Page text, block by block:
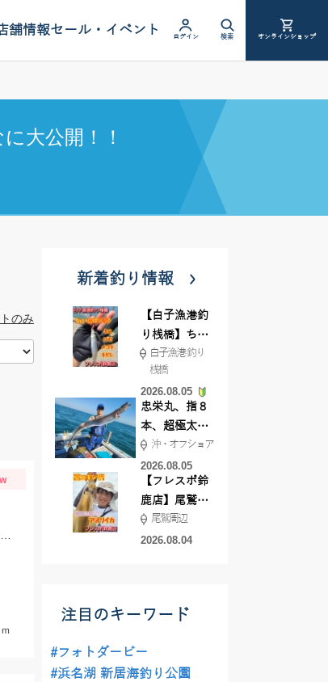
舗情報セール・イベント ログイン 検索 オンラインショップ
大公開！！
のみ
新着釣り情報
【白子漁港釣
り桟橋】ちょ
い投げ釣りが
絶好調!キスや
ハゼが簡単に
釣れますよ💛
白子漁港 釣り
桟橋
2026.08.05
忠栄丸、指８
本、超極太ド
ラゴン登場！
沖・オフショア
2026.08.05
【フレスポ鈴
鹿店】尾鷲方
面にて夏イカ
エギング!!
尾鷲周辺
2026.08.04
注目のキーワード
#フォトダービー
#浜名湖 新居海釣り公園